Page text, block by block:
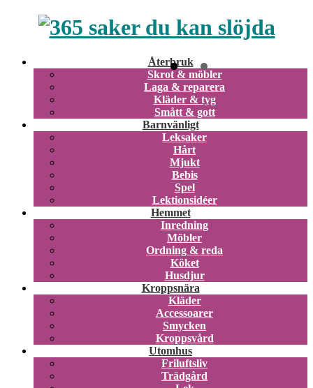
Återbruk
Skrot & möbler
Laga & reparera
Kläder & tyg
Smått & gott
Barnvänligt
Leksaker
Hårt
Mjukt
Bebis
Spel
Lektionsidéer
Hemmet
Inredning
Möbler
Ordning & reda
Köket
Husdjur
Kroppsnära
Kläder
Accessoarer
Smycken
Kroppsvård
Utomhus
Friluftsliv
Trädgård